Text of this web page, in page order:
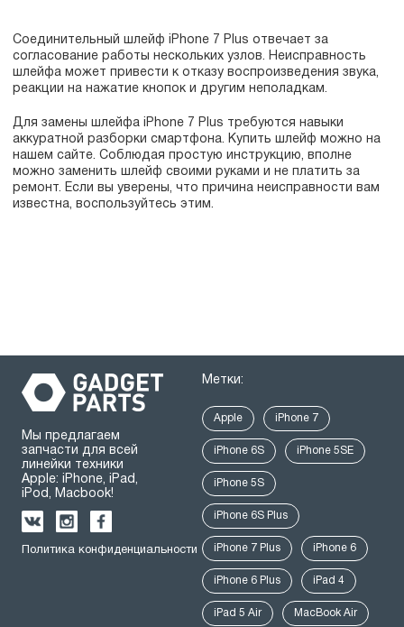
Соединительный шлейф iPhone 7 Plus отвечает за
согласование работы нескольких узлов. Неисправность
шлейфа может привести к отказу воспроизведения звука,
реакции на нажатие кнопок и другим неполадкам.
Для замены шлейфа iPhone 7 Plus требуются навыки
аккуратной разборки смартфона. Купить шлейф можно на
нашем сайте. Соблюдая простую инструкцию, вполне
можно заменить шлейф своими руками и не платить за
ремонт. Если вы уверены, что причина неисправности вам
известна, воспользуйтесь этим.
Мы предлагаем
запчасти для всей
линейки техники
Apple: iPhone, iPad,
iPod, Macbook!
Политика конфиденциальности
Метки:
Apple iPhone 7
iPhone 6S iPhone 5SE
iPhone 5S
iPhone 6S Plus
iPhone 7 Plus iPhone 6
iPhone 6 Plus iPad 4
iPad 5 Air MacBook Air